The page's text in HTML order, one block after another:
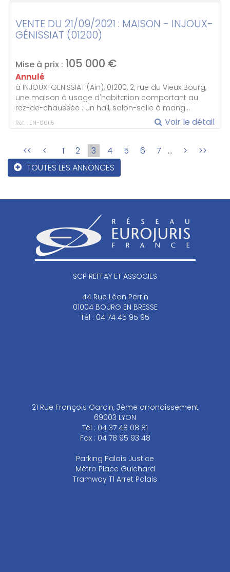
VENTE DU 21/09/2021 : MAISON - INJOUX-
GÉNISSIAT (01200)
Mise à prix : 105 000 €
Annulé
à INJOUX-GENISSIAT (Ain), 01200, 2, rue du Vieux Bourg,
une maison à usage d'habitation comportant au
rez-de-chaussée : un hall, salon-salle à mang...
Réf. : EN-00115 Voir le détail
<< < 1 2 3 4 5 6 7 ... >
>>
TOUTES LES ANNONCES
SCP REFFAY ET ASSOCIES
44 Rue Léon Perrin
01004 BOURG EN BRESSE
Tél : 04 74 45 95 95
21 Rue François Garcin, 3ème arrondissement
69003 LYON
Tél : 04 37 48 08 81
Fax : 04 78 95 93 48
Parking Palais Justice
Métro Place Guichard
Tramway T1 Arret Palais